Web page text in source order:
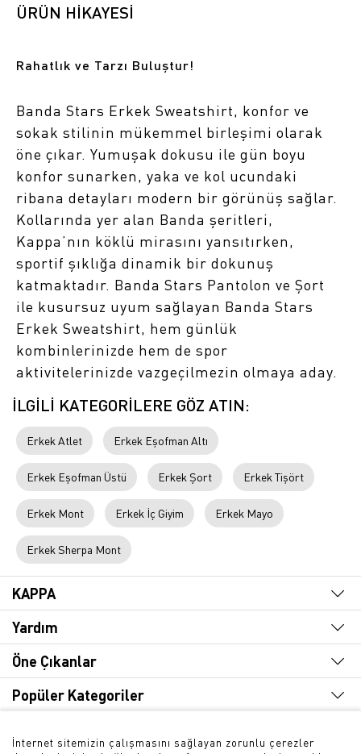
ÜRÜN HİKAYESİ
Rahatlık ve Tarzı Buluştur!
Banda Stars Erkek Sweatshirt, konfor ve
sokak stilinin mükemmel birleşimi olarak
öne çıkar. Yumuşak dokusu ile gün boyu
konfor sunarken, yaka ve kol ucundaki
ribana detayları modern bir görünüş sağlar.
Kollarında yer alan Banda şeritleri,
Kappa’nın köklü mirasını yansıtırken,
sportif şıklığa dinamik bir dokunuş
katmaktadır. Banda Stars Pantolon ve Şort
ile kusursuz uyum sağlayan Banda Stars
Erkek Sweatshirt, hem günlük
kombinlerinizde hem de spor
aktivitelerinizde vazgeçilmezin olmaya aday.
İLGİLİ KATEGORİLERE GÖZ ATIN:
Erkek Atlet Erkek Eşofman Altı
Erkek Eşofman Üstü Erkek Şort Erkek Tişört
Erkek Mont Erkek İç Giyim Erkek Mayo
Erkek Sherpa Mont
KAPPA
Yardım
Öne Çıkanlar
Popüler Kategoriler
İnternet sitemizin çalışmasını sağlayan zorunlu çerezler